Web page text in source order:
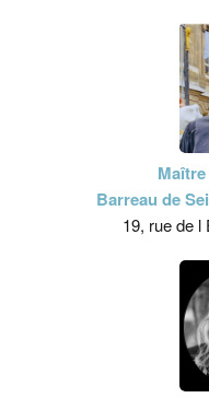
Barreau de
19, rue de l